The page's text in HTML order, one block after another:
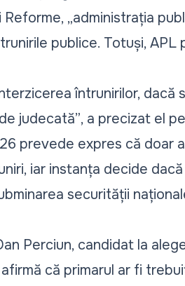
Reforme, „administrația
publice. Totuși,
întrunirilor, dacă
judecată”, a precizat el
prevede expres că doar
iar instanța decide
securității
Perciun, candidat la
că primarul ar fi